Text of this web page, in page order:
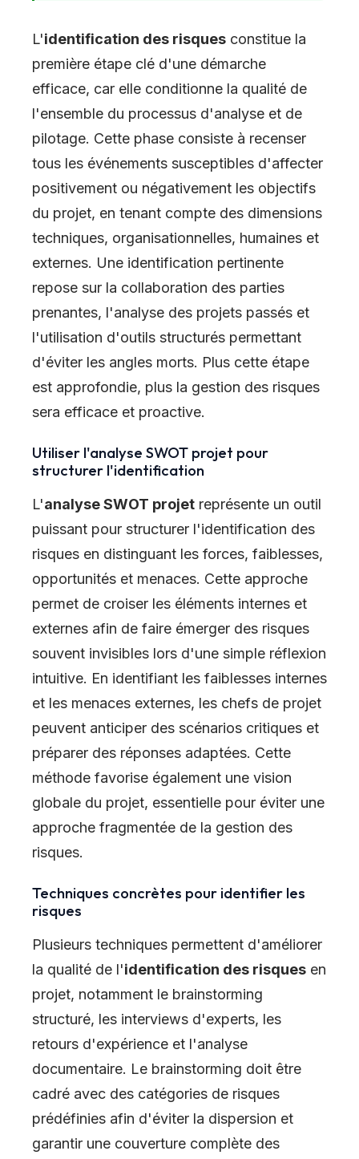
L'identification des risques constitue la
première étape clé d'une démarche
efficace, car elle conditionne la qualité de
l'ensemble du processus d'analyse et de
pilotage. Cette phase consiste à recenser
tous les événements susceptibles d'affecter
positivement ou négativement les objectifs
du projet, en tenant compte des dimensions
techniques, organisationnelles, humaines et
externes. Une identification pertinente
repose sur la collaboration des parties
prenantes, l'analyse des projets passés et
l'utilisation d'outils structurés permettant
d'éviter les angles morts. Plus cette étape
est approfondie, plus la gestion des risques
sera efficace et proactive.
Utiliser l'analyse SWOT projet pour
structurer l'identification
L'analyse SWOT projet représente un outil
puissant pour structurer l'identification des
risques en distinguant les forces, faiblesses,
opportunités et menaces. Cette approche
permet de croiser les éléments internes et
externes afin de faire émerger des risques
souvent invisibles lors d'une simple réflexion
intuitive. En identifiant les faiblesses internes
et les menaces externes, les chefs de projet
peuvent anticiper des scénarios critiques et
préparer des réponses adaptées. Cette
méthode favorise également une vision
globale du projet, essentielle pour éviter une
approche fragmentée de la gestion des
risques.
Techniques concrètes pour identifier les
risques
Plusieurs techniques permettent d'améliorer
la qualité de l'identification des risques en
projet, notamment le brainstorming
structuré, les interviews d'experts, les
retours d'expérience et l'analyse
documentaire. Le brainstorming doit être
cadré avec des catégories de risques
prédéfinies afin d'éviter la dispersion et
garantir une couverture complète des